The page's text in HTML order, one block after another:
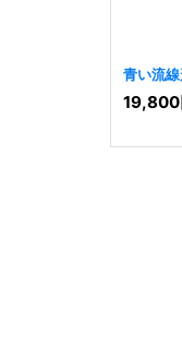
青い流
19,800